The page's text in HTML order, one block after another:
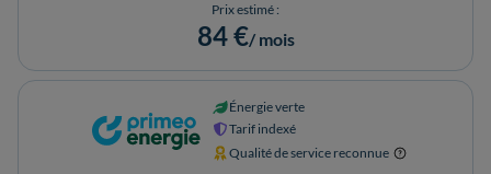
Prix estimé :
84 €/ mois
Énergie verte
Tarif indexé
Qualité de service reconnue